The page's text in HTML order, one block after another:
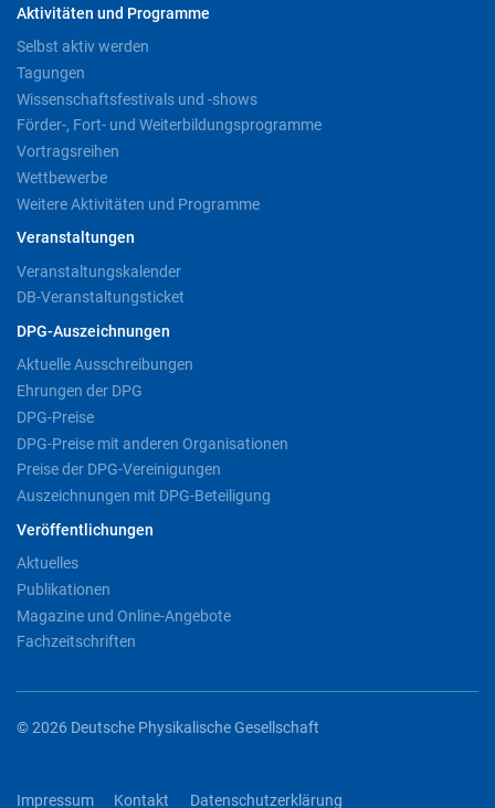
Aktivitäten und Programme
Selbst aktiv werden
Tagungen
Wissenschaftsfestivals und -shows
Förder-, Fort- und Weiterbildungsprogramme
Vortragsreihen
Wettbewerbe
Weitere Aktivitäten und Programme
Veranstaltungen
Veranstaltungskalender
DB-Veranstaltungsticket
DPG-Auszeichnungen
Aktuelle Ausschreibungen
Ehrungen der DPG
DPG-Preise
DPG-Preise mit anderen Organisationen
Preise der DPG-Vereinigungen
Auszeichnungen mit DPG-Beteiligung
Veröffentlichungen
Aktuelles
Publikationen
Magazine und Online-Angebote
Fachzeitschriften
© 2026 Deutsche Physikalische Gesellschaft
Impressum Kontakt Datenschutzerklärung